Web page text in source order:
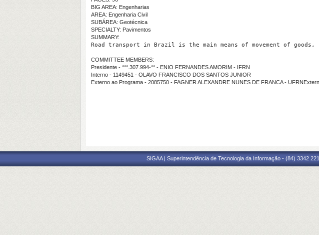
BIG AREA: Engenharias
AREA: Engenharia Civil
SUBÁREA: Geotécnica
SPECIALTY: Pavimentos
SUMMARY:
Road transport in Brazil is the main means of movement of
COMMITTEE MEMBERS:
Presidente - ***.307.994-** - ENIO FERNANDES AMORIM - IFRN
Interno - 1149451 - OLAVO FRANCISCO DOS SANTOS JUNIOR
Externo ao Programa - 2085750 - FAGNER ALEXANDRE NUNES DE FRANCA -
SIGAA | Superintendência de Tecnologia da Informação - (84) 3342